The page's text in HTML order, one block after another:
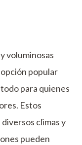
voluminosas
popular
para quienes
Estos
climas y
pueden